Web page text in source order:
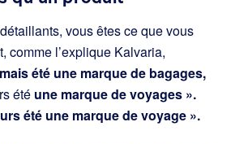
vous êtes ce que vous
comme l’explique Kalvaria,
été une marque de bagages,
été une marque de voyages ».
été une marque de voyage ».